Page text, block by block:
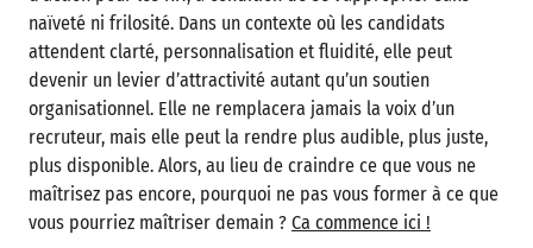
naïveté ni frilosité. Dans un contexte où les candidats
attendent clarté, personnalisation et fluidité, elle peut
devenir un levier d’attractivité autant qu’un soutien
organisationnel. Elle ne remplacera jamais la voix d’un
recruteur, mais elle peut la rendre plus audible, plus juste,
plus disponible. Alors, au lieu de craindre ce que vous ne
maîtrisez pas encore, pourquoi ne pas vous former à ce que
vous pourriez maîtriser demain ? Ca commence ici !